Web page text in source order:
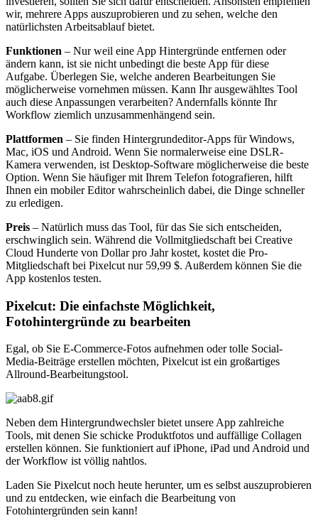
wir, mehrere Apps auszuprobieren und zu sehen, welche den
natürlichsten Arbeitsablauf bietet.
Funktionen – Nur weil eine App Hintergründe entfernen oder
ändern kann, ist sie nicht unbedingt die beste App für diese
Aufgabe. Überlegen Sie, welche anderen Bearbeitungen Sie
möglicherweise vornehmen müssen. Kann Ihr ausgewähltes Tool
auch diese Anpassungen verarbeiten? Andernfalls könnte Ihr
Workflow ziemlich unzusammenhängend sein.
Plattformen – Sie finden Hintergrundeditor-Apps für Windows,
Mac, iOS und Android. Wenn Sie normalerweise eine DSLR-
Kamera verwenden, ist Desktop-Software möglicherweise die beste
Option. Wenn Sie häufiger mit Ihrem Telefon fotografieren, hilft
Ihnen ein mobiler Editor wahrscheinlich dabei, die Dinge schneller
zu erledigen.
Preis – Natürlich muss das Tool, für das Sie sich entscheiden,
erschwinglich sein. Während die Vollmitgliedschaft bei Creative
Cloud Hunderte von Dollar pro Jahr kostet, kostet die Pro-
Mitgliedschaft bei Pixelcut nur 59,99 $. Außerdem können Sie die
App kostenlos testen.
Pixelcut: Die einfachste Möglichkeit,
Fotohintergründe zu bearbeiten
Egal, ob Sie E-Commerce-Fotos aufnehmen oder tolle Social-
Media-Beiträge erstellen möchten, Pixelcut ist ein großartiges
Allround-Bearbeitungstool.
Neben dem Hintergrundwechsler bietet unsere App zahlreiche
Tools, mit denen Sie schicke Produktfotos und auffällige Collagen
erstellen können. Sie funktioniert auf iPhone, iPad und Android und
der Workflow ist völlig nahtlos.
Laden Sie Pixelcut noch heute herunter, um es selbst auszuprobieren
und zu entdecken, wie einfach die Bearbeitung von
Fotohintergründen sein kann!